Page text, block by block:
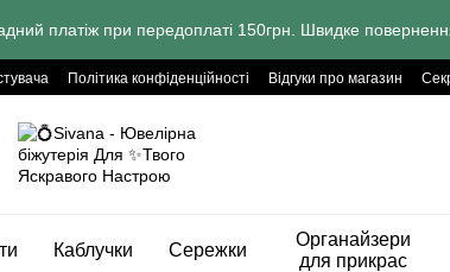
платіж при передоплаті 150грн. Швидке
Політика конфіденційності Відгуки про магазин
Каблучки Сережки
Органайзери
для прикрас